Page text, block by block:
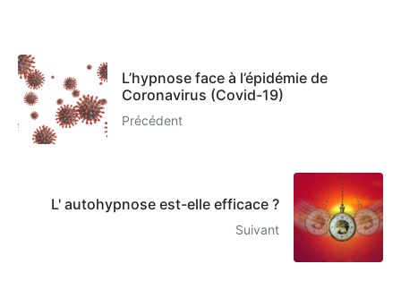
L’hypnose face à l’épidémie de
Coronavirus (Covid-19)
Précédent
L' autohypnose est-elle efficace ?
Suivant